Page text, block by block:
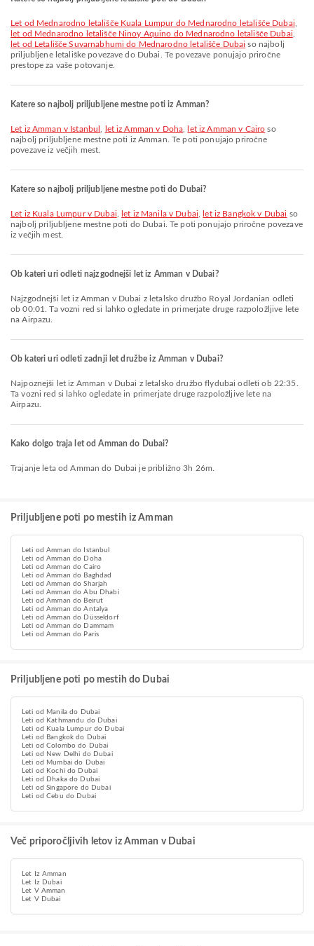
let od Mednarodno letališče Kuala Lumpur do Mednarodno letališče Dubai
let od Mednarodno letališče Ninoy Aquino do Mednarodno letališče Dubai
let od Letališče Suvarnabhumi do Mednarodno letališče Dubai so najbolj
priljubljene letališke povezave do Dubai. Te povezave ponujajo priročne
prestope za vaše potovanje.
Katere so najbolj priljubljene mestne poti iz Amman?
let iz Amman v Istanbul let iz Amman v Doha let iz Amman v Cairo so
najbolj priljubljene mestne poti iz Amman. Te poti ponujajo priročne
povezave iz večjih mest.
Katere so najbolj priljubljene mestne poti do Dubai?
let iz Kuala Lumpur v Dubai let iz Manila v Dubai let iz Bangkok v Dubai so
najbolj priljubljene mestne poti do Dubai. Te poti ponujajo priročne povezave
iz večjih mest.
Ob kateri uri odleti najzgodnejši let iz Amman v Dubai?
Najzgodnejši let iz Amman v Dubai z letalsko družbo Royal Jordanian odleti
ob 00:01. Ta vozni red si lahko ogledate in primerjate druge razpoložljive lete
na Airpazu.
Ob kateri uri odleti zadnji let družbe iz Amman v Dubai?
Najpoznejši let iz Amman v Dubai z letalsko družbo flydubai odleti ob 22:35.
Ta vozni red si lahko ogledate in primerjate druge razpoložljive lete na
Airpazu.
Kako dolgo traja let od Amman do Dubai?
Trajanje leta od Amman do Dubai je približno 3h 26m.
Priljubljene poti po mestih iz Amman
Leti od Amman do Istanbul
Leti od Amman do Doha
Leti od Amman do Cairo
Leti od Amman do Baghdad
Leti od Amman do Sharjah
Leti od Amman do Abu Dhabi
Leti od Amman do Beirut
Leti od Amman do Antalya
Leti od Amman do Düsseldorf
Leti od Amman do Dammam
Leti od Amman do Paris
Priljubljene poti po mestih do Dubai
Leti od Manila do Dubai
Leti od Kathmandu do Dubai
Leti od Kuala Lumpur do Dubai
Leti od Bangkok do Dubai
Leti od Colombo do Dubai
Leti od New Delhi do Dubai
Leti od Mumbai do Dubai
Leti od Kochi do Dubai
Leti od Dhaka do Dubai
Leti od Singapore do Dubai
Leti od Cebu do Dubai
Več priporočljivih letov iz Amman v Dubai
Let Iz Amman
Let Iz Dubai
Let V Amman
Let V Dubai